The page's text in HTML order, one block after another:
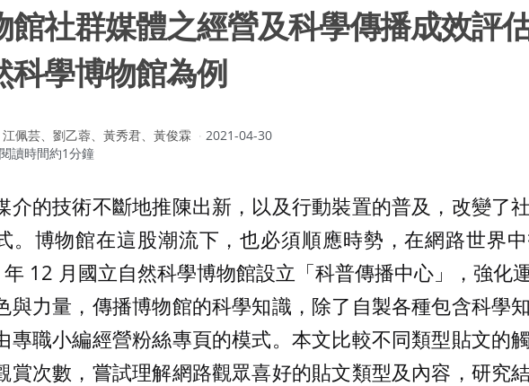
館社群媒體之經營及科學傳播成效評
科學博物館為例
佩芸、劉乙蓉、黃秀君、黃俊霖
2021-04-30
讀時間約1分鐘
介的技術不斷地推陳出新，以及行動裝置的普及，改變了
。博物館在這股潮流下，也必須順應時勢，在網路世界中
12 月國立自然科學博物館設立「科普傳播中心」，強化
與力量，傳播博物館的科學知識，除了自製各種包含科學
專職小編經營粉絲專頁的模式。本文比較不同類型貼文的
賞次數，嘗試理解網路觀眾喜好的貼文類型及內容，研究